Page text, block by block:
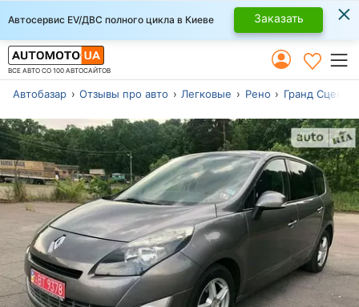
Автосервис EV/ДВС полного цикла в Киеве Заказать ×
ВСЕ АВТО СО 100 АВТОСАЙТОВ
Автобазар Отзывы про авто Легковые Рено Гранд Сценик